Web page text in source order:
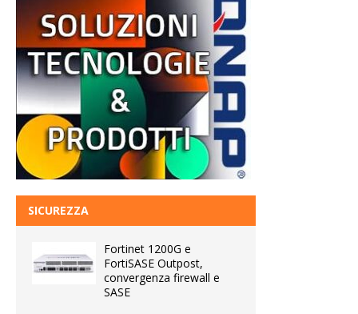
SICUREZZA
Fortinet 1200G e
FortiSASE Outpost,
convergenza firewall e
SASE